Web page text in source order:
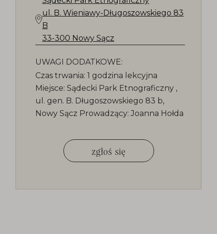
ul. B. Wieniawy-Długoszowskiego 83
B
33-300 Nowy Sącz
UWAGI DODATKOWE:
Czas trwania: 1 godzina lekcyjna
Miejsce: Sądecki Park Etnograficzny ,
ul. gen. B. Długoszowskiego 83 b,
Nowy Sącz Prowadzący: Joanna Hołda
zgłoś się